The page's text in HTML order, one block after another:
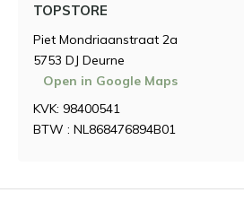
TOPSTORE
Piet Mondriaanstraat 2a
5753 DJ Deurne
Open in Google Maps
KVK: 98400541
BTW : NL868476894B01